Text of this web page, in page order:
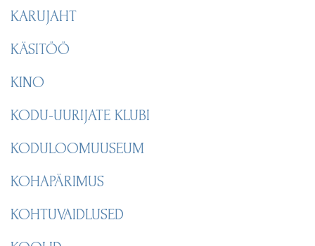
KARUJAHT
KÄSITÖÖ
KINO
KODU-UURIJATE KLUBI
KODULOOMUUSEUM
KOHAPÄRIMUS
KOHTUVAIDLUSED